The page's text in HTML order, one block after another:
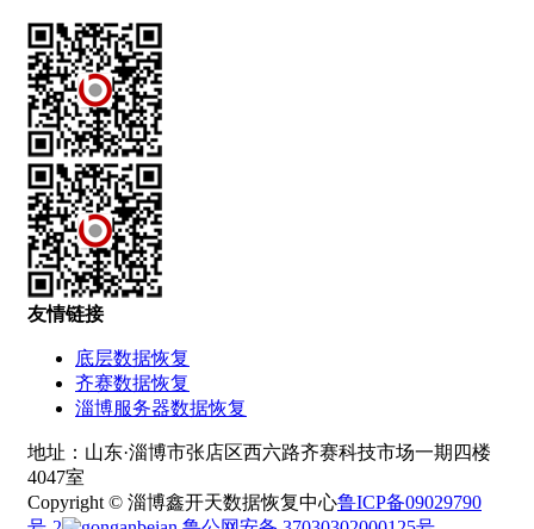
友情链接
底层数据恢复
齐赛数据恢复
淄博服务器数据恢复
地址：山东·淄博市张店区西六路齐赛科技市场一期四楼
4047室
Copyright © 淄博鑫开天数据恢复中心鲁ICP备09029790